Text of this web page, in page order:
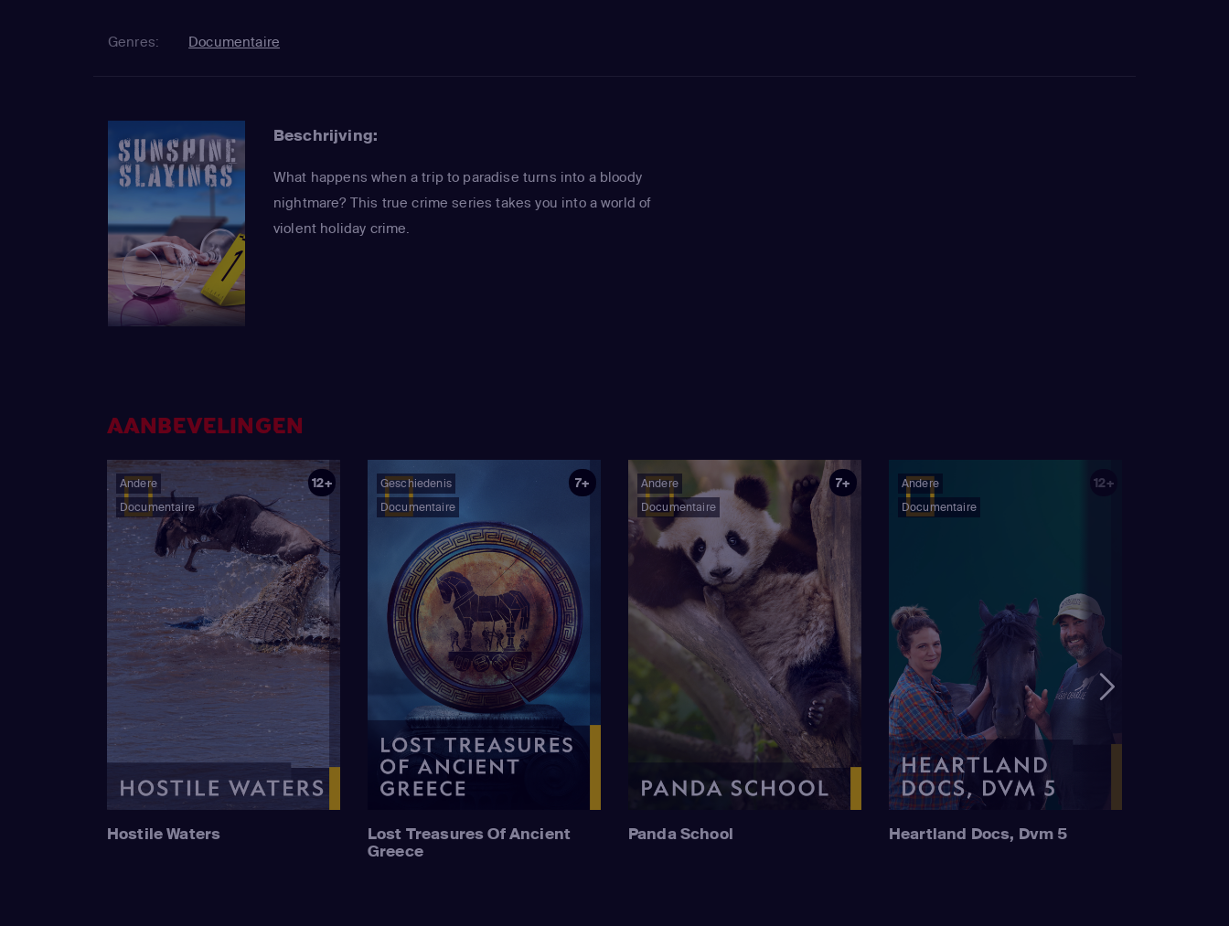
Genres: Documentaire
Beschrijving:
What happens when a trip to paradise turns into a bloody
nightmare? This true crime series takes you into a world of
violent holiday crime.
AANBEVELINGEN
Andere
Documentaire
12+
Hostile Waters
Geschiedenis
Documentaire
7+
Lost Treasures Of Ancient
Greece
Andere
Documentaire
7+
Panda School
Andere
Documentaire
12+
Heartland Docs, Dvm 5